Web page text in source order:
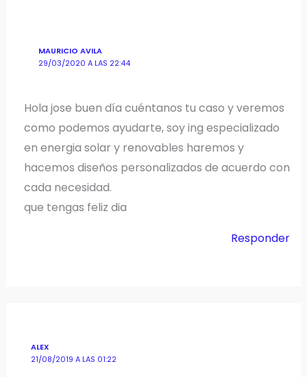
MAURICIO AVILA
29/03/2020 A LAS 22:44
Hola jose buen día cuéntanos tu caso y veremos
como podemos ayudarte, soy ing especializado
en energia solar y renovables haremos y
hacemos diseños personalizados de acuerdo con
cada necesidad.
que tengas feliz dia
Responder
ALEX
21/08/2019 A LAS 01:22